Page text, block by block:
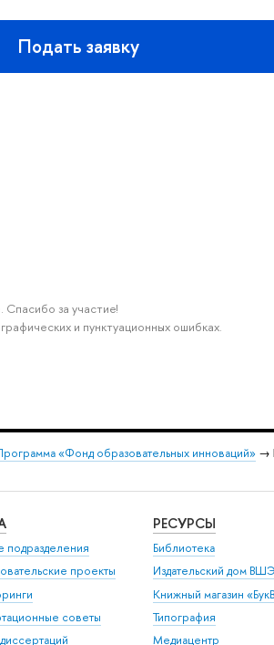
Подать заявку
за участие!
и пунктуационных ошибках.
«Фонд образовательных инноваций» →
подразделения
проекты
советы
РЕСУРСЫ
Библиотека
Издательский дом ВШЭ
Книжный магазин
Типография
Медиацентр